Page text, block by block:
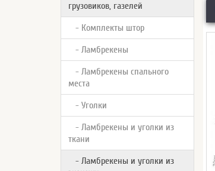
грузовиков, газелей
- Комплекты штор
- Ламбрекены
- Ламбрекены спального
места
- Уголки
- Ламбрекены и уголки из
ткани
- Ламбрекены и уголки из